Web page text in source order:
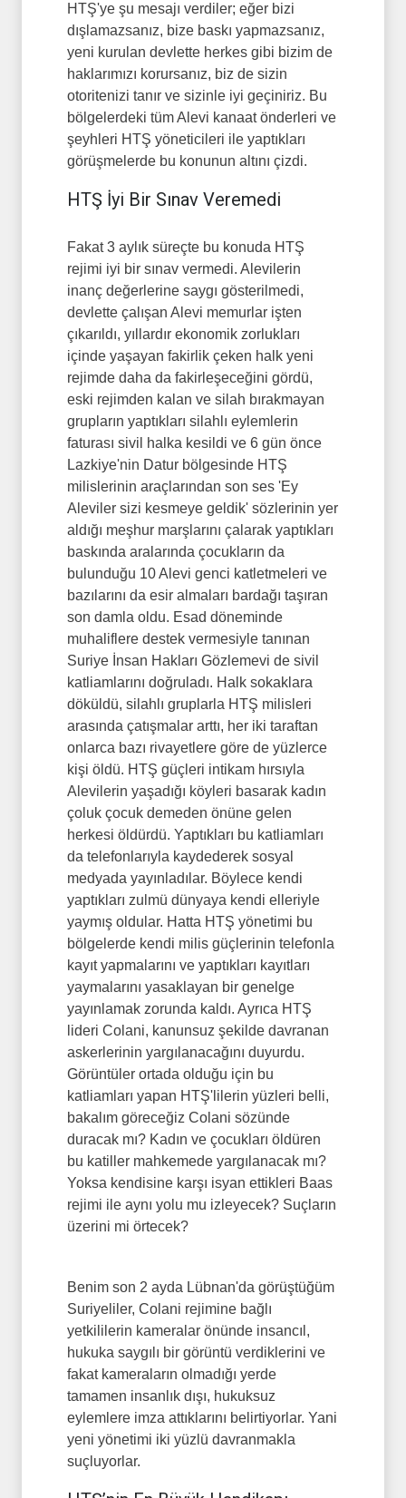
HTŞ'ye şu mesajı verdiler; eğer bizi
dışlamazsanız, bize baskı yapmazsanız,
yeni kurulan devlette herkes gibi bizim de
haklarımızı korursanız, biz de sizin
otoritenizi tanır ve sizinle iyi geçiniriz. Bu
bölgelerdeki tüm Alevi kanaat önderleri ve
şeyhleri HTŞ yöneticileri ile yaptıkları
görüşmelerde bu konunun altını çizdi.
HTŞ İyi Bir Sınav Veremedi
Fakat 3 aylık süreçte bu konuda HTŞ
rejimi iyi bir sınav vermedi. Alevilerin
inanç değerlerine saygı gösterilmedi,
devlette çalışan Alevi memurlar işten
çıkarıldı, yıllardır ekonomik zorlukları
içinde yaşayan fakirlik çeken halk yeni
rejimde daha da fakirleşeceğini gördü,
eski rejimden kalan ve silah bırakmayan
grupların yaptıkları silahlı eylemlerin
faturası sivil halka kesildi ve 6 gün önce
Lazkiye'nin Datur bölgesinde HTŞ
milislerinin araçlarından son ses 'Ey
Aleviler sizi kesmeye geldik' sözlerinin yer
aldığı meşhur marşlarını çalarak yaptıkları
baskında aralarında çocukların da
bulunduğu 10 Alevi genci katletmeleri ve
bazılarını da esir almaları bardağı taşıran
son damla oldu. Esad döneminde
muhaliflere destek vermesiyle tanınan
Suriye İnsan Hakları Gözlemevi de sivil
katliamlarını doğruladı. Halk sokaklara
döküldü, silahlı gruplarla HTŞ milisleri
arasında çatışmalar arttı, her iki taraftan
onlarca bazı rivayetlere göre de yüzlerce
kişi öldü. HTŞ güçleri intikam hırsıyla
Alevilerin yaşadığı köyleri basarak kadın
çoluk çocuk demeden önüne gelen
herkesi öldürdü. Yaptıkları bu katliamları
da telefonlarıyla kaydederek sosyal
medyada yayınladılar. Böylece kendi
yaptıkları zulmü dünyaya kendi elleriyle
yaymış oldular. Hatta HTŞ yönetimi bu
bölgelerde kendi milis güçlerinin telefonla
kayıt yapmalarını ve yaptıkları kayıtları
yaymalarını yasaklayan bir genelge
yayınlamak zorunda kaldı. Ayrıca HTŞ
lideri Colani, kanunsuz şekilde davranan
askerlerinin yargılanacağını duyurdu.
Görüntüler ortada olduğu için bu
katliamları yapan HTŞ'lilerin yüzleri belli,
bakalım göreceğiz Colani sözünde
duracak mı? Kadın ve çocukları öldüren
bu katiller mahkemede yargılanacak mı?
Yoksa kendisine karşı isyan ettikleri Baas
rejimi ile aynı yolu mu izleyecek? Suçların
üzerini mi örtecek?
Benim son 2 ayda Lübnan'da görüştüğüm
Suriyeliler, Colani rejimine bağlı
yetkililerin kameralar önünde insancıl,
hukuka saygılı bir görüntü verdiklerini ve
fakat kameraların olmadığı yerde
tamamen insanlık dışı, hukuksuz
eylemlere imza attıklarını belirtiyorlar. Yani
yeni yönetimi iki yüzlü davranmakla
suçluyorlar.